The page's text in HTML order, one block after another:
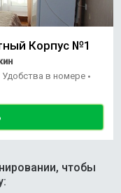
Корпус №1
Удобства в номере •
чтобы